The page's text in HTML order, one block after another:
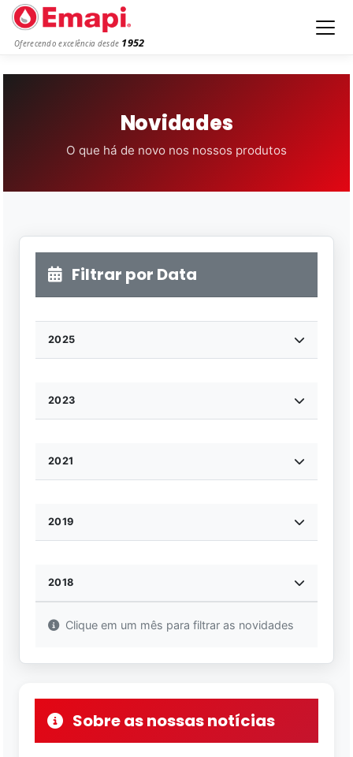
Oferecendo excelência desde 1952
Novidades
O que há de novo nos nossos produtos
Filtrar por Data
2025
2023
2021
2019
2018
Clique em um mês para filtrar as novidades
Sobre as nossas notícias